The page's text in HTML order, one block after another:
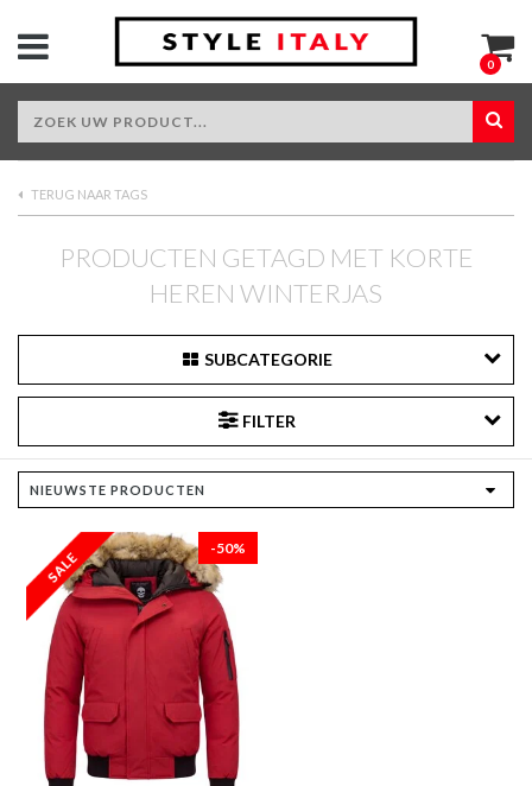
0
TERUG NAAR TAGS
PRODUCTEN GETAGD MET KORTE
HEREN WINTERJAS
SUBCATEGORIE
FILTER
-50%